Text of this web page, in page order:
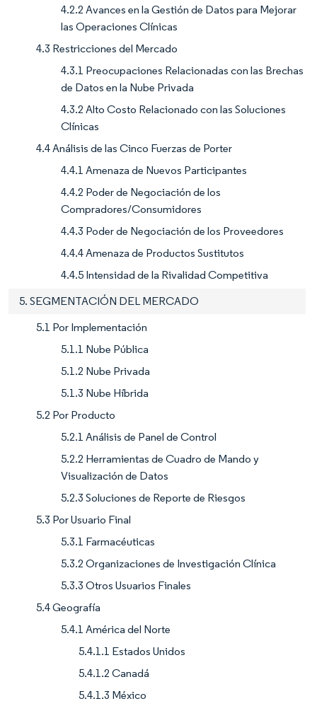
4.2.2 Avances en la Gestión de Datos para Mejorar
las Operaciones Clínicas
4.3 Restricciones del Mercado
4.3.1 Preocupaciones Relacionadas con las Brechas
de Datos en la Nube Privada
4.3.2 Alto Costo Relacionado con las Soluciones
Clínicas
4.4 Análisis de las Cinco Fuerzas de Porter
4.4.1 Amenaza de Nuevos Participantes
4.4.2 Poder de Negociación de los
Compradores/Consumidores
4.4.3 Poder de Negociación de los Proveedores
4.4.4 Amenaza de Productos Sustitutos
4.4.5 Intensidad de la Rivalidad Competitiva
5. SEGMENTACIÓN DEL MERCADO
5.1 Por Implementación
5.1.1 Nube Pública
5.1.2 Nube Privada
5.1.3 Nube Híbrida
5.2 Por Producto
5.2.1 Análisis de Panel de Control
5.2.2 Herramientas de Cuadro de Mando y
Visualización de Datos
5.2.3 Soluciones de Reporte de Riesgos
5.3 Por Usuario Final
5.3.1 Farmacéuticas
5.3.2 Organizaciones de Investigación Clínica
5.3.3 Otros Usuarios Finales
5.4 Geografía
5.4.1 América del Norte
5.4.1.1 Estados Unidos
5.4.1.2 Canadá
5.4.1.3 México